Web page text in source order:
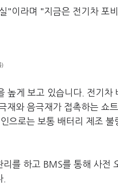
"이라며 "지금은 전기차 포
)
높게 보고 있습니다. 전기차
재와 음극재가 접촉하는 쇼
으로는 보통 배터리 제조 불
를 하고 BMS를 통해 사전